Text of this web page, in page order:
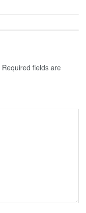
Required fields are